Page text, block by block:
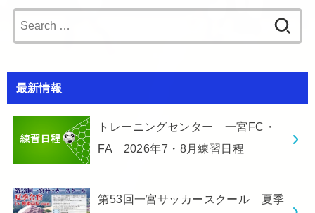
for:
最新情報
トレーニングセンター 一宮FC・
FA 2026年7・8月練習日程
第53回一宮サッカースクール 夏季